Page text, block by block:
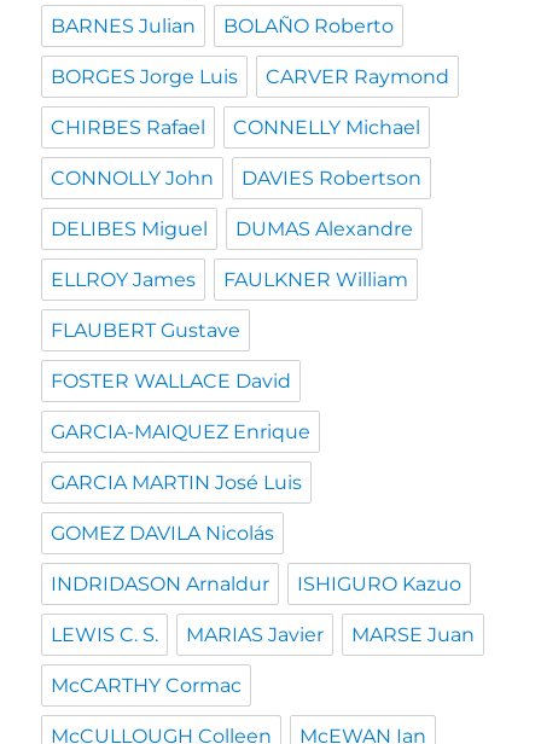
BARNES Julian BOLAÑO Roberto
BORGES Jorge Luis CARVER Raymond
CHIRBES Rafael CONNELLY Michael
CONNOLLY John DAVIES Robertson
DELIBES Miguel DUMAS Alexandre
ELLROY James FAULKNER William
FLAUBERT Gustave
FOSTER WALLACE David
GARCIA-MAIQUEZ Enrique
GARCIA MARTIN José Luis
GOMEZ DAVILA Nicolás
INDRIDASON Arnaldur ISHIGURO Kazuo
LEWIS C. S. MARIAS Javier MARSE Juan
McCARTHY Cormac
McCULLOUGH Colleen McEWAN Ian